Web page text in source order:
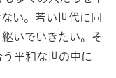
い。若い世代に同
いでいきたい。そ
平和な世の中に